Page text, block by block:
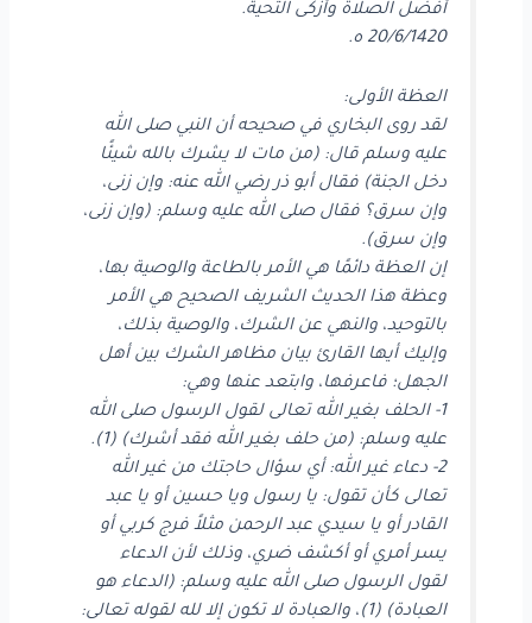
أفضل الصلاة وأزكى التحية.
20/6/1420 ه.
العظة الأولى:
لقد روى البخاري في صحيحه أن النبي صلى الله
عليه وسلم قال: (من مات لا يشرك بالله شيئًا
دخل الجنة) فقال أبو ذر رضي الله عنه: وإن زنى،
وإن سرق؟ فقال صلى الله عليه وسلم: (وإن زنى،
وإن سرق).
إن العظة دائمًا هي الأمر بالطاعة والوصية بها،
وعظة هذا الحديث الشريف الصحيح هي الأمر
بالتوحيد، والنهي عن الشرك، والوصية بذلك،
وإليك أيها القارئ بيان مظاهر الشرك بين أهل
الجهل؛ فاعرفها، وابتعد عنها وهي:
1- الحلف بغير الله تعالى لقول الرسول صلى الله
عليه وسلم: (من حلف بغير الله فقد أشرك) (1).
2- دعاء غير الله: أي سؤال حاجتك من غير الله
تعالى كأن تقول: يا رسول ويا حسين أو يا عبد
القادر أو يا سيدي عبد الرحمن مثلاً فرج كربي أو
يسر أمري أو أكشف ضري، وذلك لأن الدعاء
لقول الرسول صلى الله عليه وسلم: (الدعاء هو
العبادة) (1)، والعبادة لا تكون إلا لله لقوله تعالى: